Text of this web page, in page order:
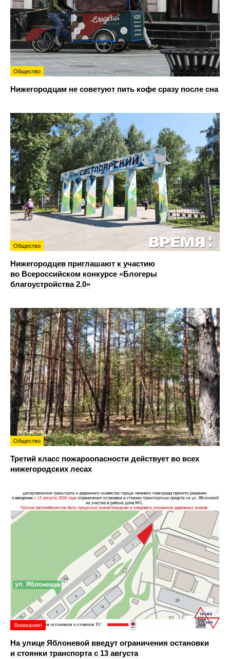
Общество
Нижегородцам не советуют пить кофе сразу после сна
Общество
Нижегородцев приглашают к участию
во Всероссийском конкурсе «Блогеры
благоустройства 2.0»
Общество
Третий класс пожароопасности действует во всех
нижегородских лесах
Внимание!
На улице Яблоневой введут ограничения остановки
и стоянки транспорта с 13 августа